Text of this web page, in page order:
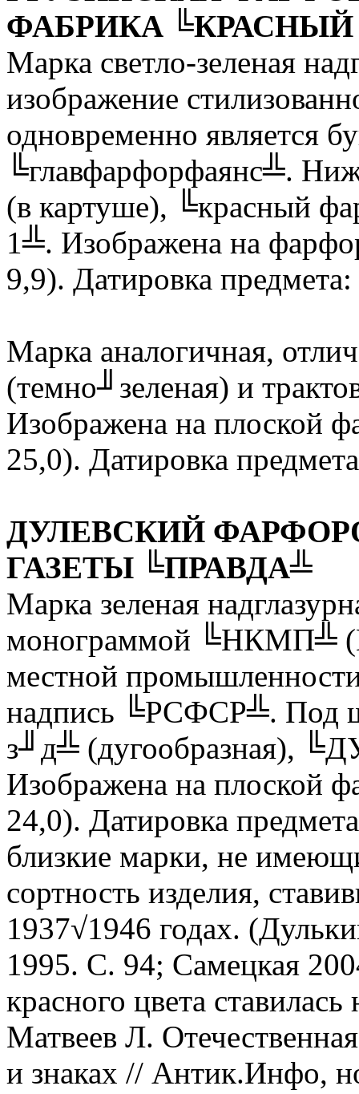
ФАБРИКА
Марка светло-зеленая
изображение
одновременно является
╚главфарфорфаянс╩.
(в картуше), ╚красный
1╩. Изображена на
9,9). Датировка
Марка аналогичная,
(темно╜зеленая) и
Изображена на плоской
25,0). Датировка
ДУЛЕВСКИЙ
ГАЗЕТЫ ╚ПРАВДА╩
Марка зеленая
монограммой ╚НКМП╩
местной
надпись ╚РСФСР╩. Под
з╜д╩ (дугообразная),
Изображена на плоской
24,0). Датировка
близкие марки, не
сортность изделия,
1937√1946 годах.
1995. С. 94; Самецкая
красного цвета
Матвеев Л.
и знаках // Антик.Инфо,